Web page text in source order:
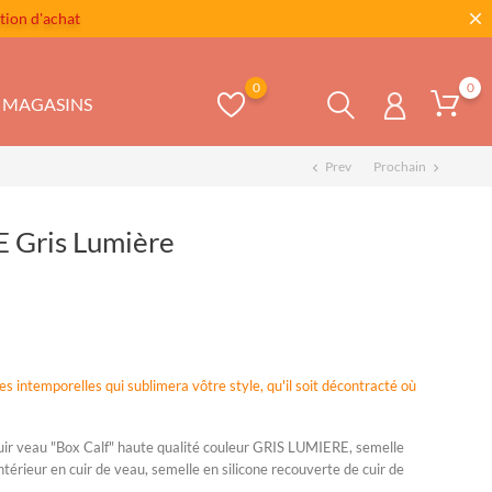
d'achat
0
0
MAGASINS
chevron_left Prev Prochain chevron_right
Gris Lumière
intemporelles qui sublimera vôtre style, qu'il soit décontracté où
veau "Box Calf" haute qualité couleur GRIS LUMIERE, semelle
en cuir de veau, semelle en silicone recouverte de cuir de